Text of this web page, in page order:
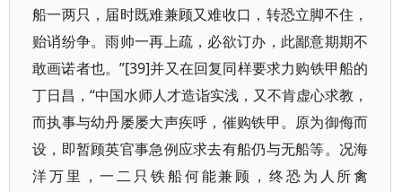
船一两只，届时既难兼顾又难收口，转恐立脚不住，
贻诮纷争。雨帅一再上疏，必欲订办，此鄙意期期不
敢画诺者也。”[39]并又在回复同样要求力购铁甲船的
丁日昌，“中国水师人才造诣实浅，又不肯虚心求教，
而执事与幼丹屡屡大声疾呼，催购铁甲。原为御侮而
设，即暂顾英官事急例应求去有船仍与无船等。况海
洋万里，一二只铁船何能兼顾，终恐为人所禽